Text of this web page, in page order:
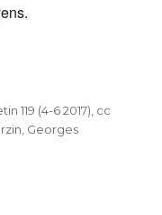
119 (4-6 2017) cc
Georges